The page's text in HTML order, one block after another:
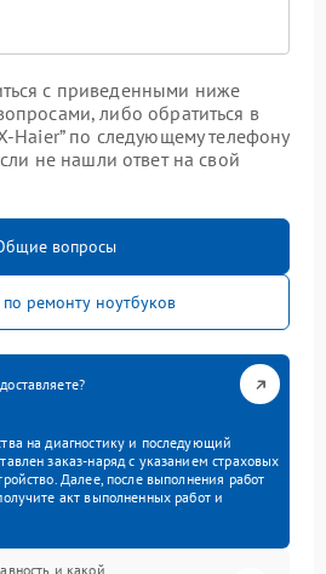
с приведенными ниже
либо обратиться в
Haier” по следующему телефону
не нашли ответ на свой
вопросы
ремонту ноутбуков
на диагностику и последующий
заказ-наряд с указанием страховых
Далее, после выполнения работ
акт выполненных работ и
и какой